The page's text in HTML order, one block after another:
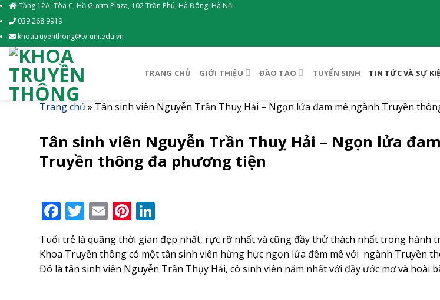
Skip
to
content
Tầng 12A, Tòa C, Hồ Gươm Plaza, 102 Trần Phú, Hà Đông, Hà Nội
039.268.9919
khoatruyenthong@tv-uni.edu.vn
TRANG CHỦ GIỚI THIỆU ĐÀO TẠO TUYỂN SINH TIN TỨC VÀ SỰ
Trang chủ » Tân sinh viên Nguyễn Trần Thuỵ Hải – Ngọn lửa đam mê ngành Truyền
Tân sinh viên Nguyễn Trần Thuỵ Hải – Ngọn lửa
Truyền thông đa phương tiện
Facebook
Twitter
EmailPinterest
Tuổi trẻ là quãng thời gian đẹp nhất, rực rỡ nhất và cũng đầy thử thách nhất trong hành
Khoa Truyền thông có một tân sinh viên hừng hực ngọn lửa đêm mê với ngành Truyền
Đó là tân sinh viên Nguyễn Trần Thụy Hải, cô sinh viên năm nhất với đầy ước mơ và hoài